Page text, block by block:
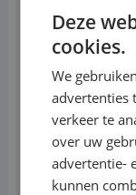
Sluit nu je
en bepaal
overstapt
Deze
cookies.
We
advertenties
verkeer te
over uw
advertentie-
kunnen